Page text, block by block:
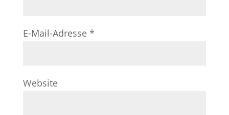
E-Mail-Adresse *
Website